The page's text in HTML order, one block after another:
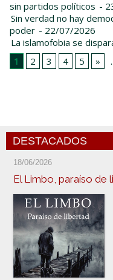
sin partidos políticos -
Sin verdad no hay
poder - 22/07/2026
La islamofobia se
1
2 3 4 5 »
DESTACADOS
18/06/2026
El Limbo, paraíso de